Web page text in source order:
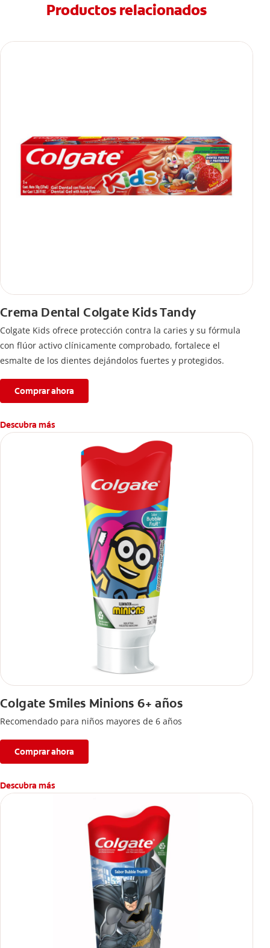
Productos relacionados
Crema Dental Colgate Kids Tandy
Colgate Kids ofrece protección contra la caries y su fórmula
con flúor activo clínicamente comprobado, fortalece el
esmalte de los dientes dejándolos fuertes y protegidos.
Comprar ahora
Descubra más
Colgate Smiles Minions 6+ años
Recomendado para niños mayores de 6 años
Comprar ahora
Descubra más